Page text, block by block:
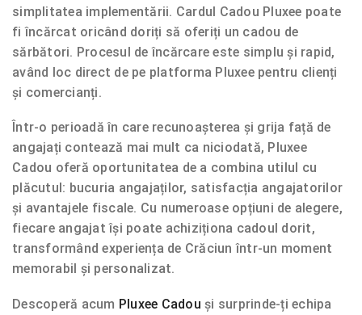
simplitatea implementării. Cardul Cadou Pluxee poate
fi încărcat oricând doriți să oferiți un cadou de
sărbători. Procesul de încărcare este simplu și rapid,
având loc direct de pe platforma Pluxee pentru clienți
și comercianți.
Într-o perioadă în care recunoașterea și grija față de
angajați contează mai mult ca niciodată, Pluxee
Cadou oferă oportunitatea de a combina utilul cu
plăcutul: bucuria angajaților, satisfacția angajatorilor
și avantajele fiscale. Cu numeroase opțiuni de alegere,
fiecare angajat își poate achiziționa cadoul dorit,
transformând experiența de Crăciun într-un moment
memorabil și personalizat.
Descoperă acum Pluxee Cadou și surprinde-ți echipa